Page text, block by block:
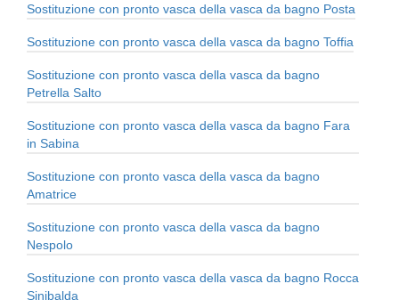
Sostituzione con pronto vasca della vasca da bagno Posta
Sostituzione con pronto vasca della vasca da bagno Toffia
Sostituzione con pronto vasca della vasca da bagno
Petrella Salto
Sostituzione con pronto vasca della vasca da bagno Fara
in Sabina
Sostituzione con pronto vasca della vasca da bagno
Amatrice
Sostituzione con pronto vasca della vasca da bagno
Nespolo
Sostituzione con pronto vasca della vasca da bagno Rocca
Sinibalda